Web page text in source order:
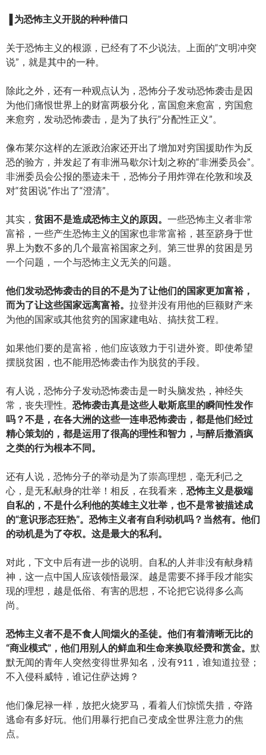
为恐怖主义开脱的种种借口
关于恐怖主义的根源，已经有了不少说法。上面的“文明冲突
说”，就是其中的一种。
除此之外，还有一种观点认为，恐怖分子发动恐怖袭击是因
为他们痛恨世界上的财富两极分化，富国愈来愈富，穷国愈
来愈穷，发动恐怖袭击，是为了执行“分配性正义”。
像布莱尔这样的左派政治家还开出了增加对穷国援助作为反
恐的验方，并发起了有非洲马歇尔计划之称的“非洲委员会”。
非洲委员会公报的墨迹未干，恐怖分子用炸弹在伦敦和埃及
对“贫困说”作出了“澄清”。
其实， 贫困不是造成恐怖主义的原因。 一些恐怖主义者非常
富裕，一些产生恐怖主义的国家也非常富裕，甚至跻身于世
界上为数不多的几个最富裕国家之列。第三世界的贫困是另
一个问题，一个与恐怖主义无关的问题。
他们发动恐怖袭击的目的不是为了让他们的国家更加富裕，
而为了让这些国家远离富裕。 拉登并没有用他的巨额财产来
为他的国家或其他贫穷的国家建电站、搞扶贫工程。
如果他们要的是富裕，他们应该致力于引进外资。即使希望
摆脱贫困，也不能用恐怖袭击作为脱贫的手段。
有人说，恐怖分子发动恐怖袭击是一时头脑发热，神经失
常，丧失理性。 恐怖袭击真是这些人歇斯底里的瞬间性发作
吗？不是，在各大洲的这些一连串恐怖袭击，都是他们经过
精心策划的，都是运用了很高的理性和智力，与醉后撒酒疯
之类的行为根本不同。
还有人说，恐怖分子的举动是为了崇高理想，毫无利己之
心，是无私献身的壮举！相反，在我看来， 恐怖主义是极端
自私的，不是什么利他的英雄主义壮举，也不是常被描述成
的“意识形态狂热”。恐怖主义者有自利动机吗？当然有。他们
的动机是为了夺权。这是最大的私利。
对此，下文中后有进一步的说明。自私的人并非没有献身精
神，这一点中国人应该领悟最深。越是需要不择手段才能实
现的理想，越是低俗、有害的思想，不论把它说得多么高
尚。
恐怖主义者不是不食人间烟火的圣徒。他们有着清晰无比的
“商业模式”，他们用别人的鲜血和生命来换取经费和赏金。 默
默无闻的青年人突然变得世界知名，没有911，谁知道拉登；
不入侵科威特，谁记住萨达姆？
他们像尼禄一样，放把火烧罗马，看着人们惊慌失措，夺路
逃命有多好玩。他们用暴行把自己变成全世界注意力的焦
点。